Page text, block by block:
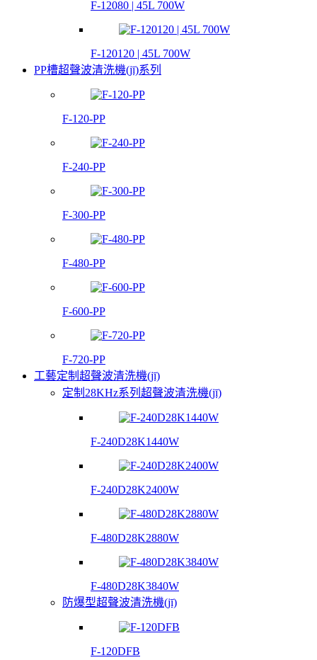
F-12080 | 45L 700W
F-120120 | 45L 700W
PP槽超聲波清洗機(jī)系列
F-120-PP
F-240-PP
F-300-PP
F-480-PP
F-600-PP
F-720-PP
工藝定制超聲波清洗機(jī)
定制28KHz系列超聲波清洗機(jī)
F-240D28K1440W
F-240D28K2400W
F-480D28K2880W
F-480D28K3840W
防爆型超聲波清洗機(jī)
F-120DFB